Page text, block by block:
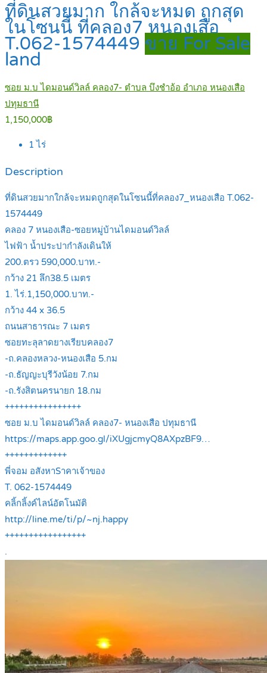
ที่ดินสวยมาก ใกล้จะหมด ถูกสุด
ในโซนนี้ ที่คลอง7 หนองเสือ
T.062-1574449 ขาย For Sale
land
ซอย ม.บ ไดมอนด์วิลล์ คลอง7- ตำบล บึงชำอ้อ อำเภอ หนองเสือ
ปทุมธานี
1,150,000฿
1 ไร่
Description
ที่ดินสวยมากใกล้จะหมดถูกสุดในโซนนี้ที่คลอง7_หนองเสือ T.062-
1574449
คลอง 7 หนองเสือ-ซอยหมู่บ้านไดมอนด์วิลล์
ไฟฟ้า น้ำประปากำลังเดินให้
200.ตรว 590,000.บาท.-
กว้าง 21 ลึก38.5 เมตร
1. ไร่.1,150,000.บาท.-
กว้าง 44 x 36.5
ถนนสาธารณะ 7 เมตร
ซอยทะลุลาดยางเรียบคลอง7
-ถ.คลองหลวง-หนองเสือ 5.กม
-ถ.ธัญญะบุรีวังน้อย 7.กม
-ถ.รังสิตนครนายก 18.กม
++++++++++++++++
ซอย ม.บ ไดมอนด์วิลล์ คลอง7- หนองเสือ ปทุมธานี
https://maps.app.goo.gl/iXUgjcmyQ8AXpzBF9…
+++++++++++++
พี่จอม อสังหาSาคาเจ้าของ
T. 062-1574449
คลิ้กลิ้งค์ไลน์อัตโนมัติ
http://line.me/ti/p/~nj.happy
+++++++++++++++++
.